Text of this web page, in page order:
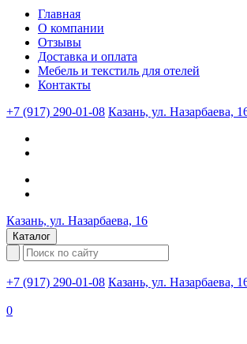
Главная
О компании
Отзывы
Доставка и оплата
Мебель и текстиль для отелей
Контакты
+7 (917) 290-01-08 Казань, ул. Назарбаева,
Казань, ул. Назарбаева, 16
Каталог
+7 (917) 290-01-08 Казань, ул. Назарбаева,
0